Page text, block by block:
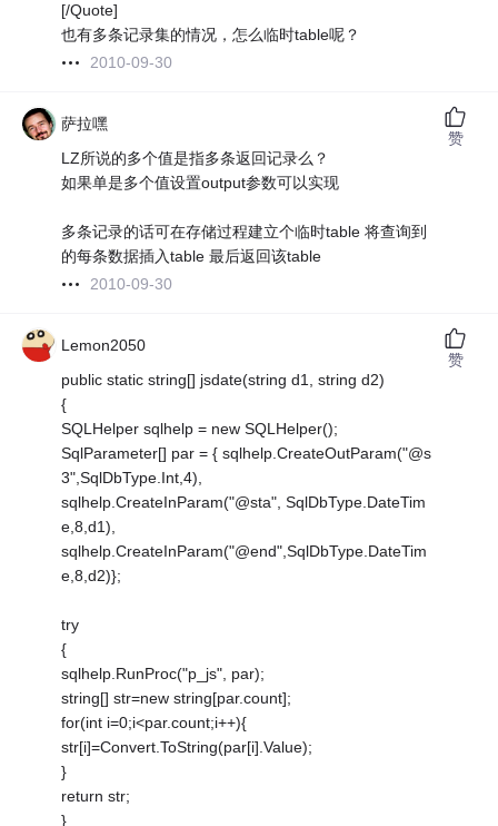
[/Quote]
也有多条记录集的情况，怎么临时table呢？
2010-09-30
萨拉嘿
LZ所说的多个值是指多条返回记录么？
如果单是多个值设置output参数可以实现
多条记录的话可在存储过程建立个临时table 将查询到
的每条数据插入table 最后返回该table
2010-09-30
赞
Lemon2050
public static string[] jsdate(string d1, string d2)
{
SQLHelper sqlhelp = new SQLHelper();
SqlParameter[] par = { sqlhelp.CreateOutParam("@s
3",SqlDbType.Int,4),
sqlhelp.CreateInParam("@sta", SqlDbType.DateTim
e,8,d1),
sqlhelp.CreateInParam("@end",SqlDbType.DateTim
e,8,d2)};
try
{
sqlhelp.RunProc("p_js", par);
string[] str=new string[par.count];
for(int i=0;i<par.count;i++){
str[i]=Convert.ToString(par[i].Value);
}
return str;
}
赞